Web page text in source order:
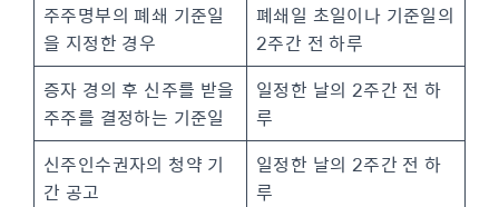
주주명부의 폐쇄 기준일
을 지정한 경우
폐쇄일 초일이나 기준일의
2주간 전 하루
증자 경의 후 신주를 받을
주주를 결정하는 기준일
일정한 날의 2주간 전 하
루
신주인수권자의 청약 기
간 공고
일정한 날의 2주간 전 하
루